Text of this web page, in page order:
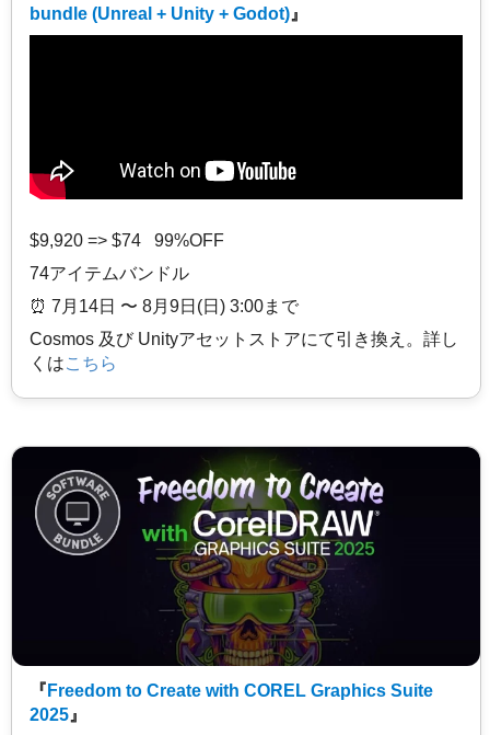
bundle (Unreal + Unity + Godot) 』
$9,920 => $74 99%OFF
74アイテムバンドル
⏰️ 7月14日 〜 8月9日(日) 3:00まで
Cosmos 及び Unityアセットストアにて引き換え。詳し
くはこちら
『 Freedom to Create with COREL Graphics Suite
2025 』